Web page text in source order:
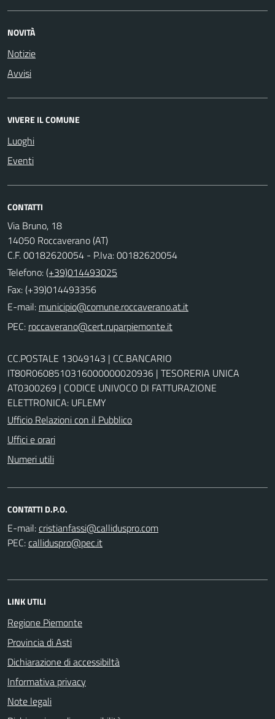
NOVITÀ
Notizie
Avvisi
VIVERE IL COMUNE
Luoghi
Eventi
CONTATTI
Via Bruno, 18
14050 Roccaverano (AT)
C.F. 00182620054 - P.Iva: 00182620054
Telefono:(+39)014493025
Fax: (+39)014493356
E-mail:
PEC:
CC.POSTALE 13049143 | CC.BANCARIO
IT80R0608510316000000020936 | TESORERIA UNICA
AT0300269 | CODICE UNIVOCO DI FATTURAZIONE
ELETTRONICA: UFLEMY
Ufficio Relazioni con il Pubblico
Uffici e orari
Numeri utili
CONTATTI D.P.O.
E-mail:
PEC:
LINK UTILI
Regione Piemonte
Provincia di Asti
Dichiarazione di accessibiltà
Informativa privacy
Note legali